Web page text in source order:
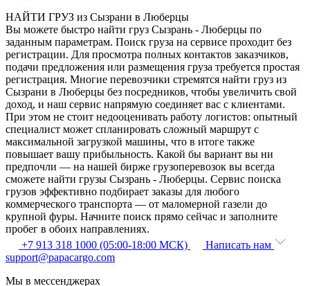
НАЙТИ ГРУЗ из Сызрани в Люберцы
Вы можете быстро найти груз Сызрань - Люберцы по
заданным параметрам. Поиск груза на сервисе проходит без
регистрации. Для просмотра полных контактов заказчиков,
подачи предложения или размещения груза требуется простая
регистрация. Многие перевозчики стремятся найти груз из
Сызрани в Люберцы без посредников, чтобы увеличить свой
доход, и наш сервис напрямую соединяет вас с клиентами.
При этом не стоит недооценивать работу логистов: опытный
специалист может спланировать сложный маршрут с
максимальной загрузкой машины, что в итоге также
повышает вашу прибыльность. Какой бы вариант вы ни
предпочли — на нашей бирже грузоперевозок вы всегда
сможете найти грузы Сызрань - Люберцы. Сервис поиска
грузов эффективно подбирает заказы для любого
коммерческого транспорта — от маломерной газели до
крупной фуры. Начните поиск прямо сейчас и заполните
пробег в обоих направлениях.
+7 913 318 1000 (05:00-18:00 МСК)
Написать нам
support@papacargo.com
Мы в мессенджерах